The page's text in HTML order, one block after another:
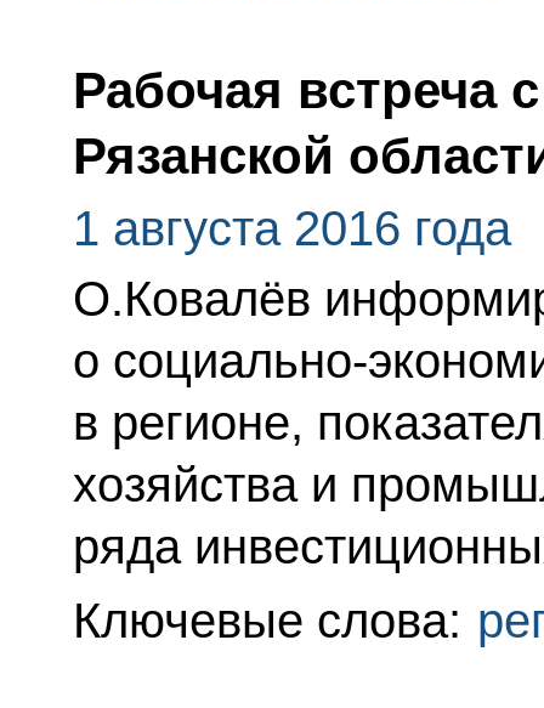
Рабочая встреча
Рязанской
1 августа 2016 года
О.Ковалёв
о социально-
в регионе,
хозяйства и
ряда
Ключевые слова: